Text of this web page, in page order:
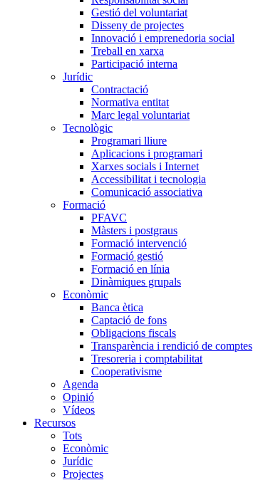
Gestió del voluntariat
Disseny de projectes
Innovació i emprenedoria social
Treball en xarxa
Participació interna
Jurídic
Contractació
Normativa entitat
Marc legal voluntariat
Tecnològic
Programari lliure
Aplicacions i programari
Xarxes socials i Internet
Accessibilitat i tecnologia
Comunicació associativa
Formació
PFAVC
Màsters i postgraus
Formació intervenció
Formació gestió
Formació en línia
Dinàmiques grupals
Econòmic
Banca ètica
Captació de fons
Obligacions fiscals
Transparència i rendició de comptes
Tresoreria i comptabilitat
Cooperativisme
Agenda
Opinió
Vídeos
Recursos
Tots
Econòmic
Jurídic
Projectes